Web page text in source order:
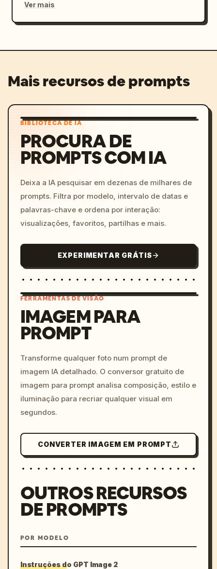
Ver mais
Mais recursos de prompts
BIBLIOTECA DE IA
PROCURA DE
PROMPTS COM IA
Deixa a IA pesquisar em dezenas de milhares de
prompts. Filtra por modelo, intervalo de datas e
palavras-chave e ordena por interação:
visualizações, favoritos, partilhas e mais.
EXPERIMENTAR GRÁTIS
colors, 8k --v 6.0
FERRAMENTAS DE VISÃO
IMAGEM PARA
PROMPT
Transforme qualquer foto num prompt de
imagem IA detalhado. O conversor gratuito de
imagem para prompt analisa composição, estilo e
iluminação para recriar qualquer visual em
segundos.
CONVERTER IMAGEM EM PROMPT
OUTROS RECURSOS
DE PROMPTS
POR MODELO
Instruções do GPT Image 2